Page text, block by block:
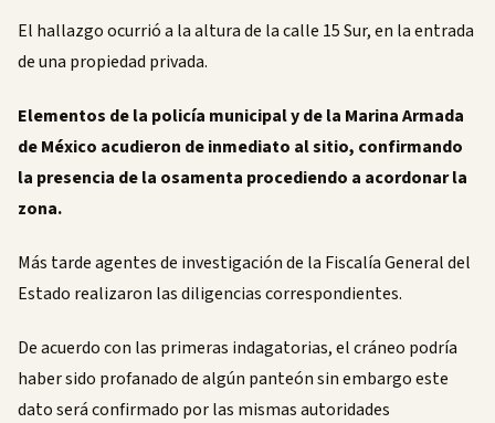
El hallazgo ocurrió a la altura de la calle 15 Sur, en la entrada
de una propiedad privada.
Elementos de la policía municipal y de la Marina Armada
de México acudieron de inmediato al sitio, confirmando
la presencia de la osamenta procediendo a acordonar la
zona.
Más tarde agentes de investigación de la Fiscalía General del
Estado realizaron las diligencias correspondientes.
De acuerdo con las primeras indagatorias, el cráneo podría
haber sido profanado de algún panteón sin embargo este
dato será confirmado por las mismas autoridades